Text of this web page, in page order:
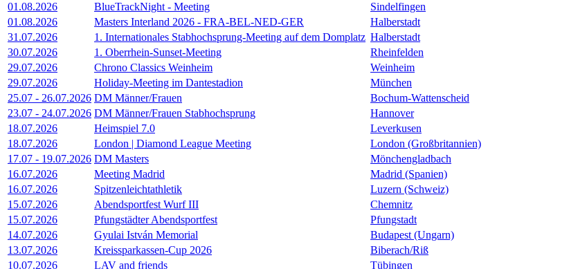
01.08.2026
BlueTrackNight - Meeting
Sindelfingen
01.08.2026
Masters Interland 2026 - FRA-BEL-NED-GER
Halberstadt
31.07.2026
1. Internationales Stabhochsprung-Meeting auf dem Domplatz Halberstadt
30.07.2026
1. Oberrhein-Sunset-Meeting
Rheinfelden
29.07.2026
Chrono Classics Weinheim
Weinheim
29.07.2026
Holiday-Meeting im Dantestadion
München
25.07 - 26.07.2026 DM Männer/Frauen
Bochum-Wattenscheid
23.07 - 24.07.2026 DM Männer/Frauen Stabhochsprung
Hannover
18.07.2026
Heimspiel 7.0
Leverkusen
18.07.2026
London | Diamond League Meeting
London (Großbritannien)
17.07 - 19.07.2026 DM Masters
Mönchengladbach
16.07.2026
Meeting Madrid
Madrid (Spanien)
16.07.2026
Spitzenleichtathletik
Luzern (Schweiz)
15.07.2026
Abendsportfest Wurf III
Chemnitz
15.07.2026
Pfungstädter Abendsportfest
Pfungstadt
14.07.2026
Gyulai István Memorial
Budapest (Ungarn)
13.07.2026
Kreissparkassen-Cup 2026
Biberach/Riß
10.07.2026
LAV and friends
Tübingen